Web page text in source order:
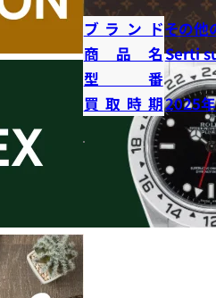
ブランドその他
商品名Serti
型番
買取時期2025